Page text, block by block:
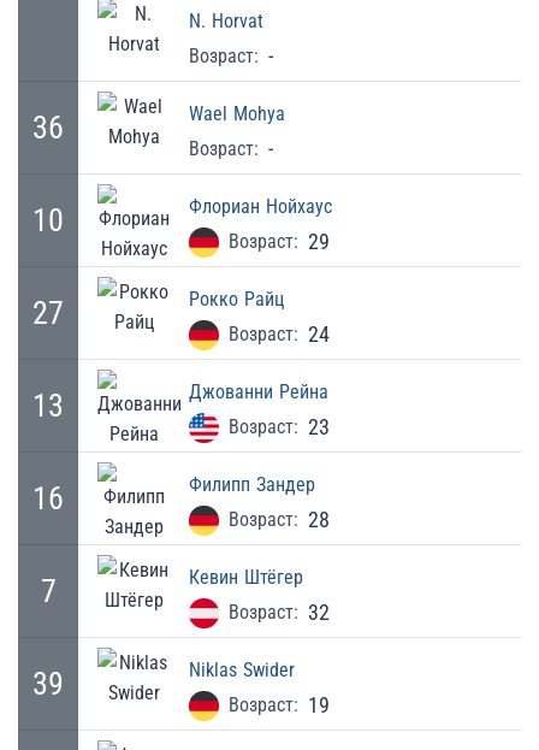
N. Horvat
Возраст: -
36 Wael Mohya
Возраст: -
10 Флориан Нойхаус
Возраст: 29
27 Рокко Райц
Возраст: 24
13 Джованни Рейна
Возраст: 23
16 Филипп Зандер
Возраст: 28
7 Кевин Штёгер
Возраст: 32
39 Niklas Swider
Возраст: 19